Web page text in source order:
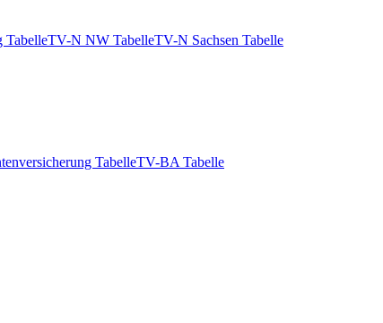
TabelleTV-N NW TabelleTV-N Sachsen Tabelle
TabelleTV-BA Tabelle